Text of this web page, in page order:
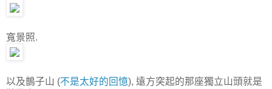
寬景照.
以及鵲子山 (不是太好的回憶), 遠方突起的那座獨立山頭就是